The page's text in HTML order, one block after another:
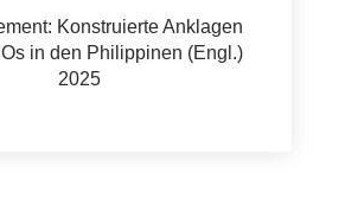
Konstruierte Anklagen
in den Philippinen (Engl.)
2025